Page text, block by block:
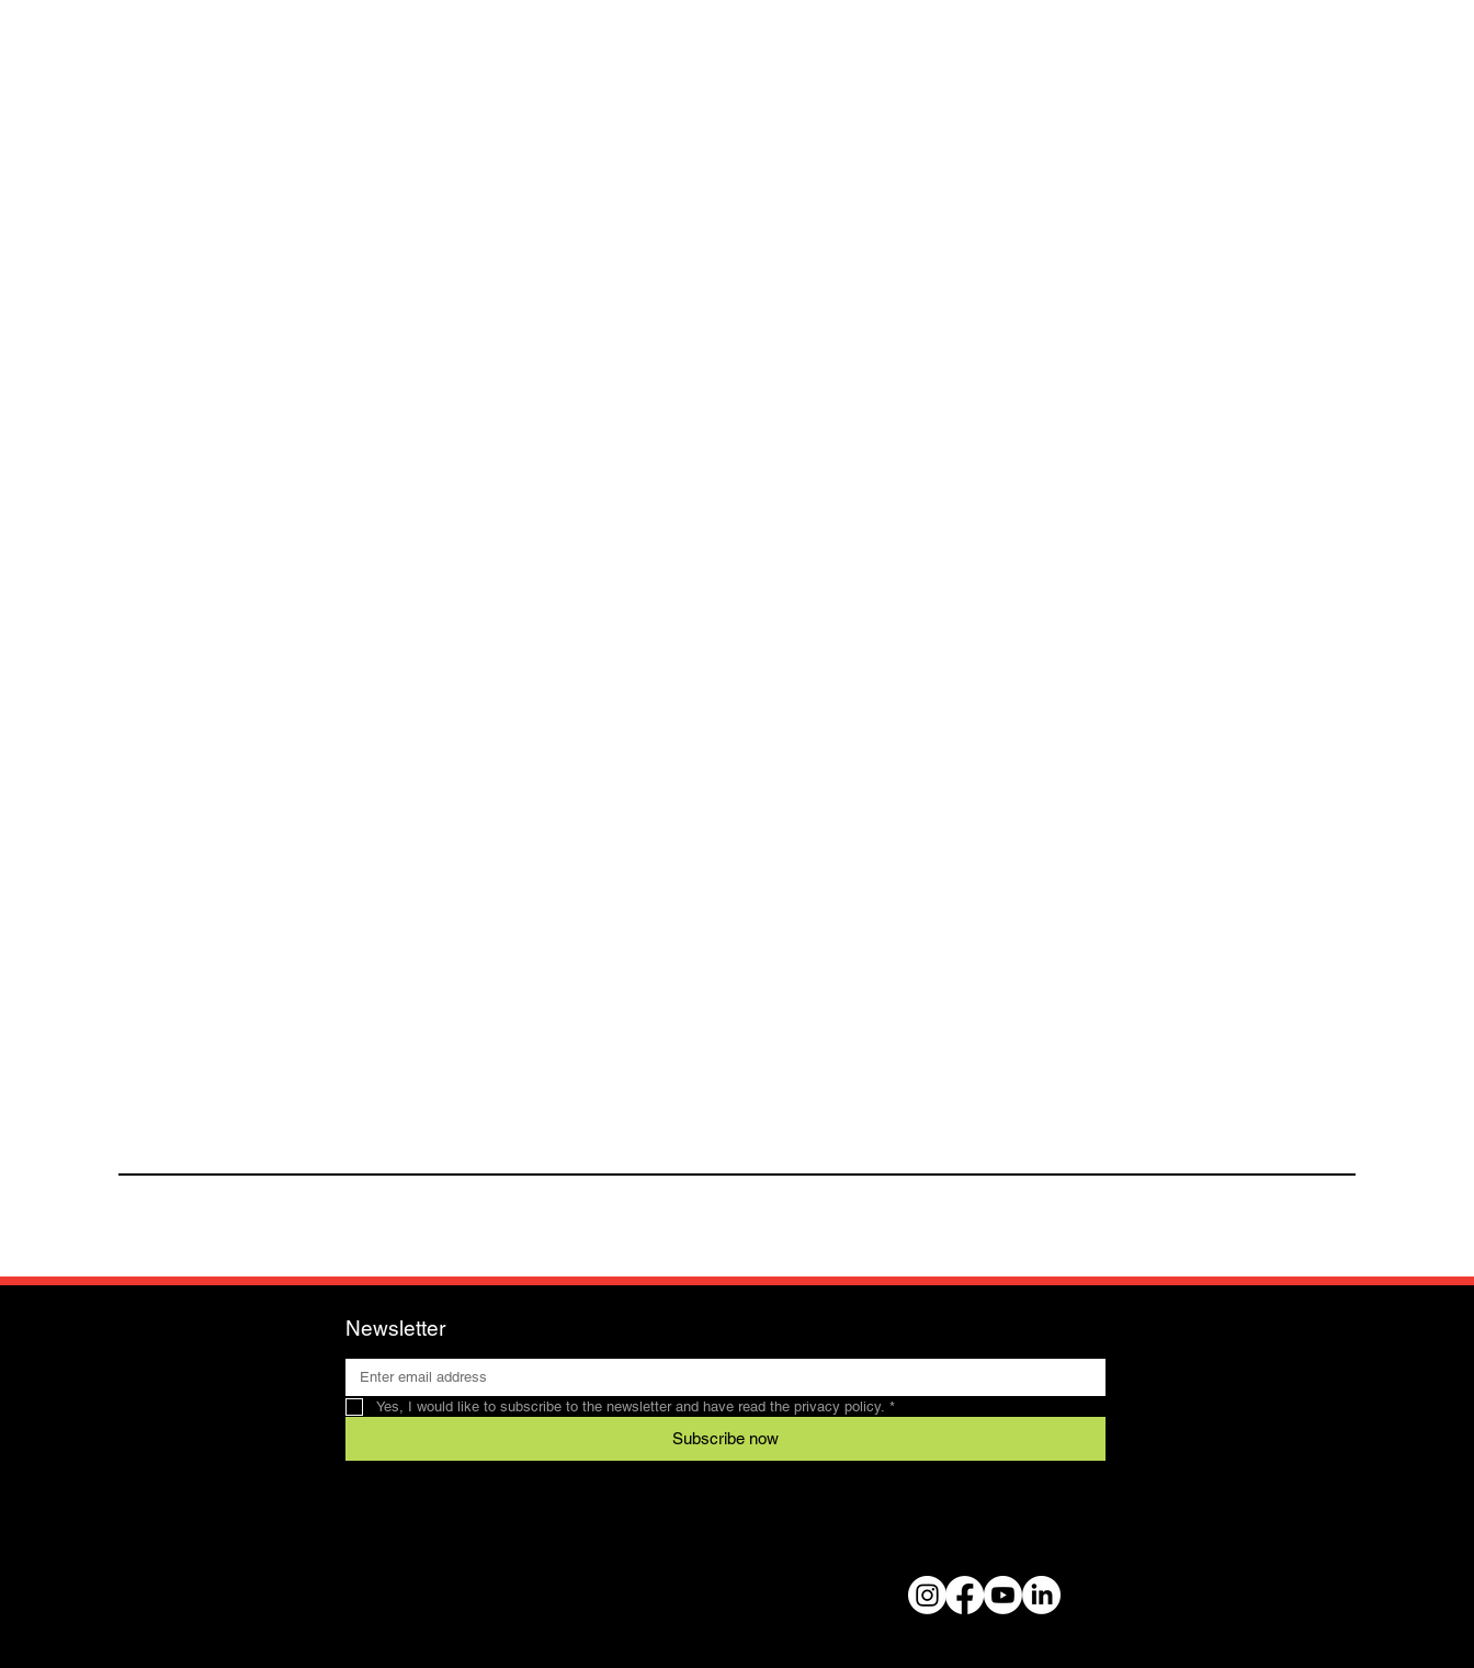
Newsletter
Yes, I would like to subscribe to the newsletter and have read the privacy policy. *
Subscribe now